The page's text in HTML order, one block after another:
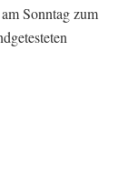
Sonntag zum